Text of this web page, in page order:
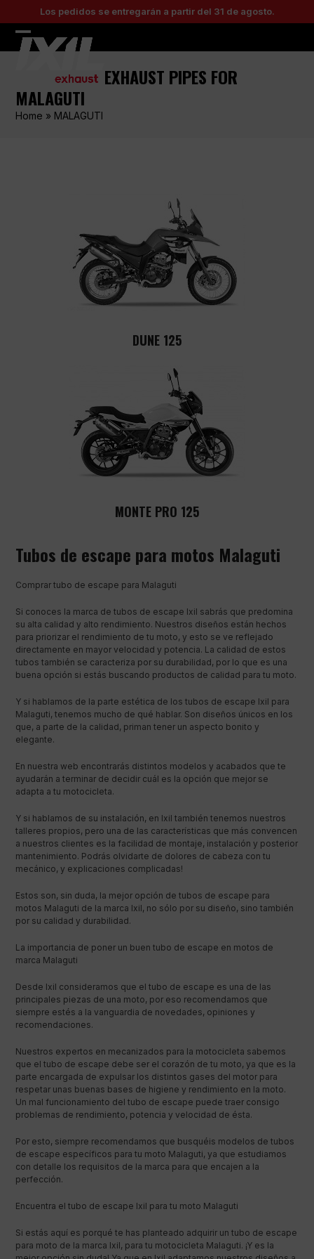
to
content
Los pedidos se entregarán a partir del 31 de agosto.
Open
menu
Close
menu
EXHAUST PIPES FOR
MALAGUTI
Home » MALAGUTI
DUNE 125
MONTE PRO 125
Tubos de escape para motos Malaguti
Comprar tubo de escape para Malaguti
Si conoces la marca de tubos de escape Ixil sabrás que predomina
su alta calidad y alto rendimiento. Nuestros diseños están hechos
para priorizar el rendimiento de tu moto, y esto se ve reflejado
directamente en mayor velocidad y potencia. La calidad de estos
tubos también se caracteriza por su durabilidad, por lo que es una
buena opción si estás buscando productos de calidad para tu moto.
Y si hablamos de la parte estética de los tubos de escape Ixil para
Malaguti, tenemos mucho de qué hablar. Son diseños únicos en los
que, a parte de la calidad, priman tener un aspecto bonito y
elegante.
En nuestra web encontrarás distintos modelos y acabados que te
ayudarán a terminar de decidir cuál es la opción que mejor se
adapta a tu motocicleta.
Y si hablamos de su instalación, en Ixil también tenemos nuestros
talleres propios, pero una de las características que más convencen
a nuestros clientes es la facilidad de montaje, instalación y posterior
mantenimiento. Podrás olvidarte de dolores de cabeza con tu
mecánico, y explicaciones complicadas!
Estos son, sin duda, la mejor opción de tubos de escape para
motos Malaguti de la marca Ixil, no sólo por su diseño, sino también
por su calidad y durabilidad.
La importancia de poner un buen tubo de escape en motos de
marca Malaguti
Desde Ixil consideramos que el tubo de escape es una de las
principales piezas de una moto, por eso recomendamos que
siempre estés a la vanguardia de novedades, opiniones y
recomendaciones.
Nuestros expertos en mecanizados para la motocicleta sabemos
que el tubo de escape debe ser el corazón de tu moto, ya que es la
parte encargada de expulsar los distintos gases del motor para
respetar unas buenas bases de higiene y rendimiento en la moto.
Un mal funcionamiento del tubo de escape puede traer consigo
problemas de rendimiento, potencia y velocidad de ésta.
Por esto, siempre recomendamos que busquéis modelos de tubos
de escape específicos para tu moto Malaguti, ya que estudiamos
con detalle los requisitos de la marca para que encajen a la
perfección.
Encuentra el tubo de escape Ixil para tu moto Malaguti
Si estás aquí es porqué te has planteado adquirir un tubo de escape
para moto de la marca Ixil, para tu motocicleta Malaguti. ¡Y es la